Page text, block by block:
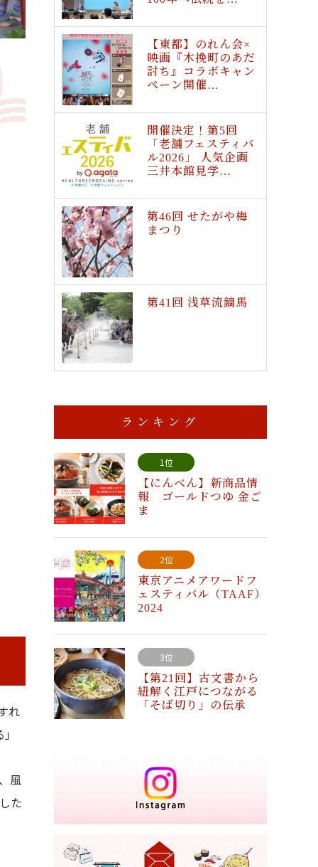
れ
風
た
【東都】のれん会×
映画『木挽町のあだ
討ち』コラボキャン
ペーン開催…
開催決定！第5回
「老舗フェスティバ
ル2026」 人気企画
三井本館見学…
第46回 せたがや梅
まつり
第41回 浅草流鏑馬
ランキング
1位
【にんべん】新商品情
報 ゴールドつゆ 金ご
ま
2位
東京アニメアワードフ
ェスティバル（TAAF）
2024
3位
【第21回】古文書から
紐解く江戸につながる
「そば切り」の伝承